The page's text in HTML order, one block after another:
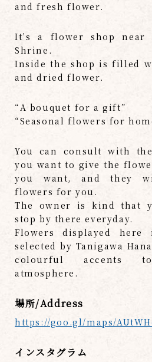
and fresh flower.
It’s a flower shop near
Shrine.
Inside the shop is filled
and dried flower.
“A bouquet for a gift”
“Seasonal flowers for
You can consult with
you want to give the
you want, and they
flowers for you.
The owner is kind that
stop by there everyday.
Flowers displayed here
selected by Tanigawa
colourful accents
atmosphere.
場所/Address
https://goo.gl/maps/
インスタグラム